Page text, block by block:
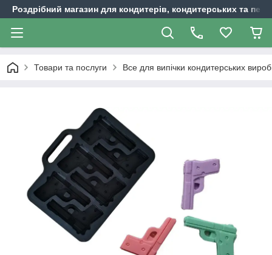
Роздрібний магазин для кондитерів, кондитерських та
Товари та послуги Все для випічки кондитерських